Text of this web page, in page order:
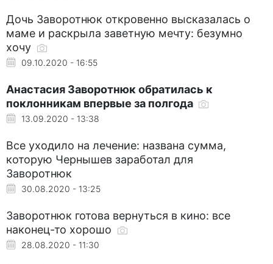
Дочь Заворотнюк откровенно высказалась о
маме и раскрыла заветную мечту: безумно
хочу
09.10.2020 - 16:55
Анастасия Заворотнюк обратилась к
поклонникам впервые за полгода
13.09.2020 - 13:38
Все уходило на лечение: названа сумма,
которую Чернышев заработал для
Заворотнюк
30.08.2020 - 13:25
Заворотнюк готова вернуться в кино: все
наконец-то хорошо
28.08.2020 - 11:30